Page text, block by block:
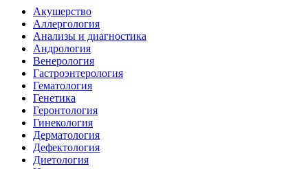
Акушерство
Аллергология
Анализы и диагностика
Андрология
Венерология
Гастроэнтерология
Гематология
Генетика
Геронтология
Гинекология
Дерматология
Дефектология
Диетология